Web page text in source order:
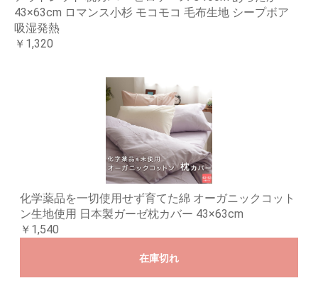
43×63cm ロマンス小杉 モコモコ 毛布生地 シープボア
吸湿発熱
￥1,320
化学薬品を一切使用せず育てた綿 オーガニックコット
ン生地使用 日本製ガーゼ枕カバー 43×63cm
￥1,540
在庫切れ